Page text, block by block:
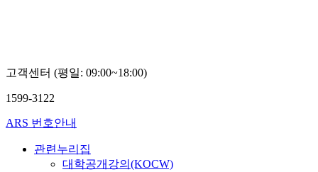
고객센터 (평일: 09:00~18:00)
1599-3122
ARS 번호안내
관련누리집
대학공개강의(KOCW)